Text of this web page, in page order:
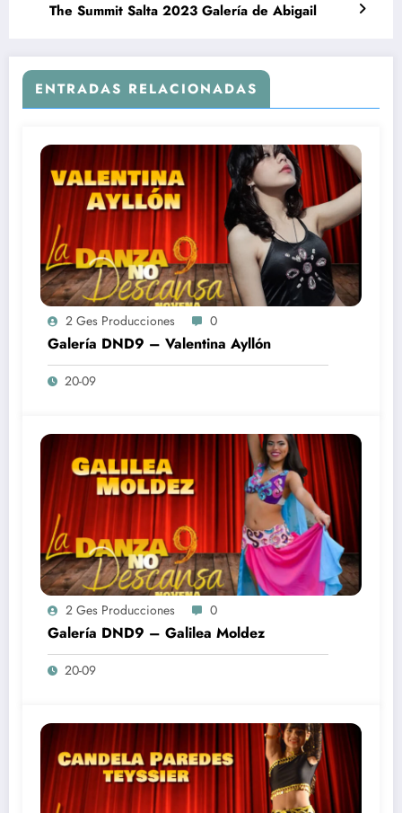
The Summit Salta 2023 Galería de Abigail
ENTRADAS RELACIONADAS
2 Ges Producciones 0
Galería DND9 – Valentina Ayllón
20-09
2 Ges Producciones 0
Galería DND9 – Galilea Moldez
20-09